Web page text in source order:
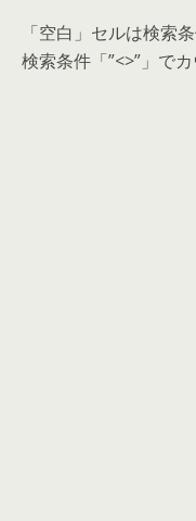
「空白」セルは検索
検索条件「”<>”」で